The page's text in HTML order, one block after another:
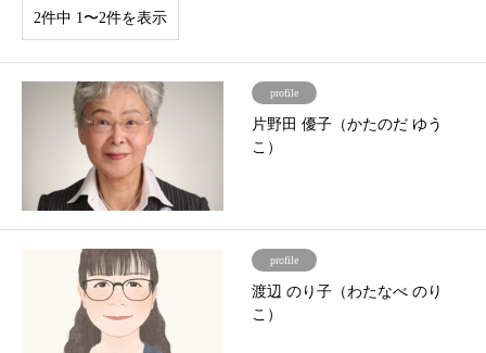
2件中 1〜2件を表示
profile
片野田 優子（かたのだ ゆう
こ）
profile
渡辺 のり子（わたなべ のり
こ）